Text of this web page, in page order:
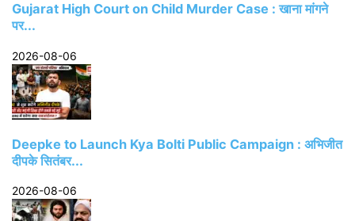
Gujarat High Court on Child Murder Case : खाना मांगने
पर...
2026-08-06
Deepke to Launch Kya Bolti Public Campaign : अभिजीत
दीपके सितंबर...
2026-08-06